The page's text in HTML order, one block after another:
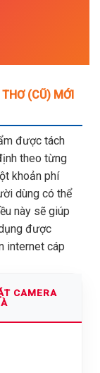
(CŨ) MỚI
được tách
theo từng
khoản phí
dùng có thể
này sẽ giúp
được
internet cáp
CAMERA